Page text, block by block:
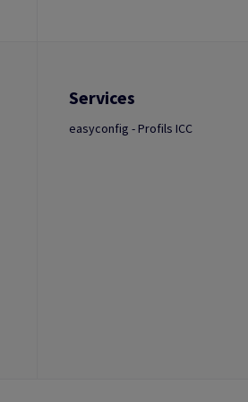
Services
easyconfig - Profils ICC